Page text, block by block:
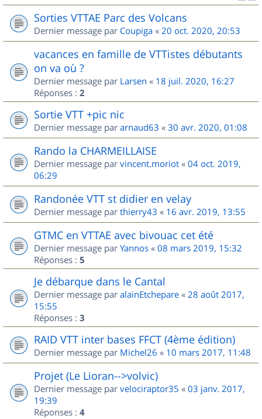
Sorties VTTAE Parc des Volcans
Dernier message par Coupiga « 20 oct. 2020, 20:53
vacances en famille de VTTistes débutants
on va où ?
Dernier message par Larsen « 18 juil. 2020, 16:27
Réponses : 2
Sortie VTT +pic nic
Dernier message par arnaud63 « 30 avr. 2020, 01:08
Rando la CHARMEILLAISE
Dernier message par vincent.moriot « 04 oct. 2019,
06:29
Randonée VTT st didier en velay
Dernier message par thierry43 « 16 avr. 2019, 13:55
GTMC en VTTAE avec bivouac cet été
Dernier message par Yannos « 08 mars 2019, 15:32
Réponses : 5
Je débarque dans le Cantal
Dernier message par alainEtchepare « 28 août 2017,
15:55
Réponses : 3
RAID VTT inter bases FFCT (4ème édition)
Dernier message par Michel26 « 10 mars 2017, 11:48
Projet (Le Lioran-->volvic)
Dernier message par velociraptor35 « 03 janv. 2017,
19:39
Réponses : 4